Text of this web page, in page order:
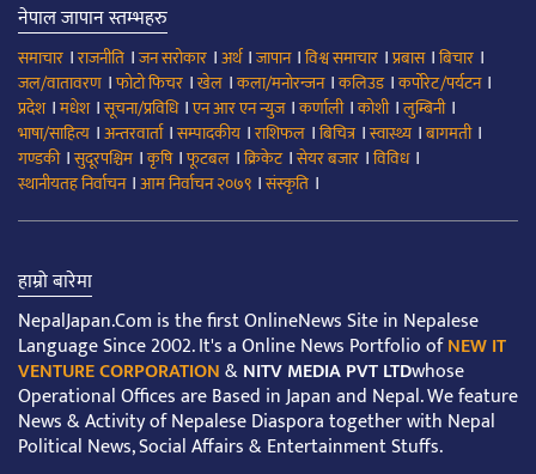
नेपाल जापान स्तम्भहरु
समाचार ।राजनीति ।जन सरोकार ।अर्थ।जापान।विश्व समाचार ।प्रबास।बिचार ।
जल/वातावरण ।फोटो फिचर ।खेल ।कला/मनोरन्जन।कलिउड।कर्पोरेट/पर्यटन।
प्रदेश।मधेश।सूचना/प्रविधि।एन आर एन न्युज।कर्णाली।कोशी।लुम्बिनी।
भाषा/साहित्य ।अन्तरवार्ता।सम्पादकीय ।राशिफल ।बिचित्र।स्वास्थ्य ।बागमती।
गण्डकी।सुदूरपश्चिम ।कृषि।फूटबल ।क्रिकेट।सेयर बजार ।विविध।
स्थानीयतह निर्वाचन।आम निर्वाचन २०७९ ।संस्कृति ।
हाम्रो बारेमा
NepalJapan.Com is the first OnlineNews Site in Nepalese
Language Since 2002. It's a Online News Portfolio ofNEW IT
VENTURE CORPORATION&NITV MEDIA PVT LTDwhose
Operational Offices are Based in Japan and Nepal. We feature
News & Activity of Nepalese Diaspora together with Nepal
Political News, Social Affairs & Entertainment Stuffs.